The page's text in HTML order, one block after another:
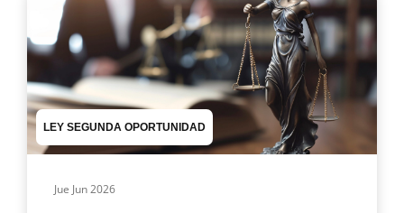
LEY SEGUNDA OPORTUNIDAD
Jue Jun 2026